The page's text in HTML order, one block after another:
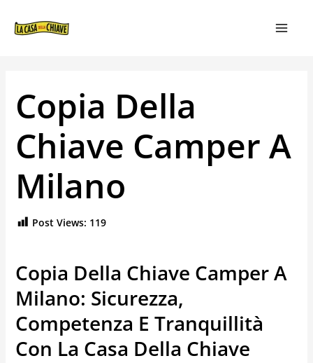
Copia Della
Chiave Camper A
Milano
Post Views: 119
Copia Della Chiave Camper A
Milano: Sicurezza,
Competenza E Tranquillità
Con La Casa Della Chiave
ARTICOLI